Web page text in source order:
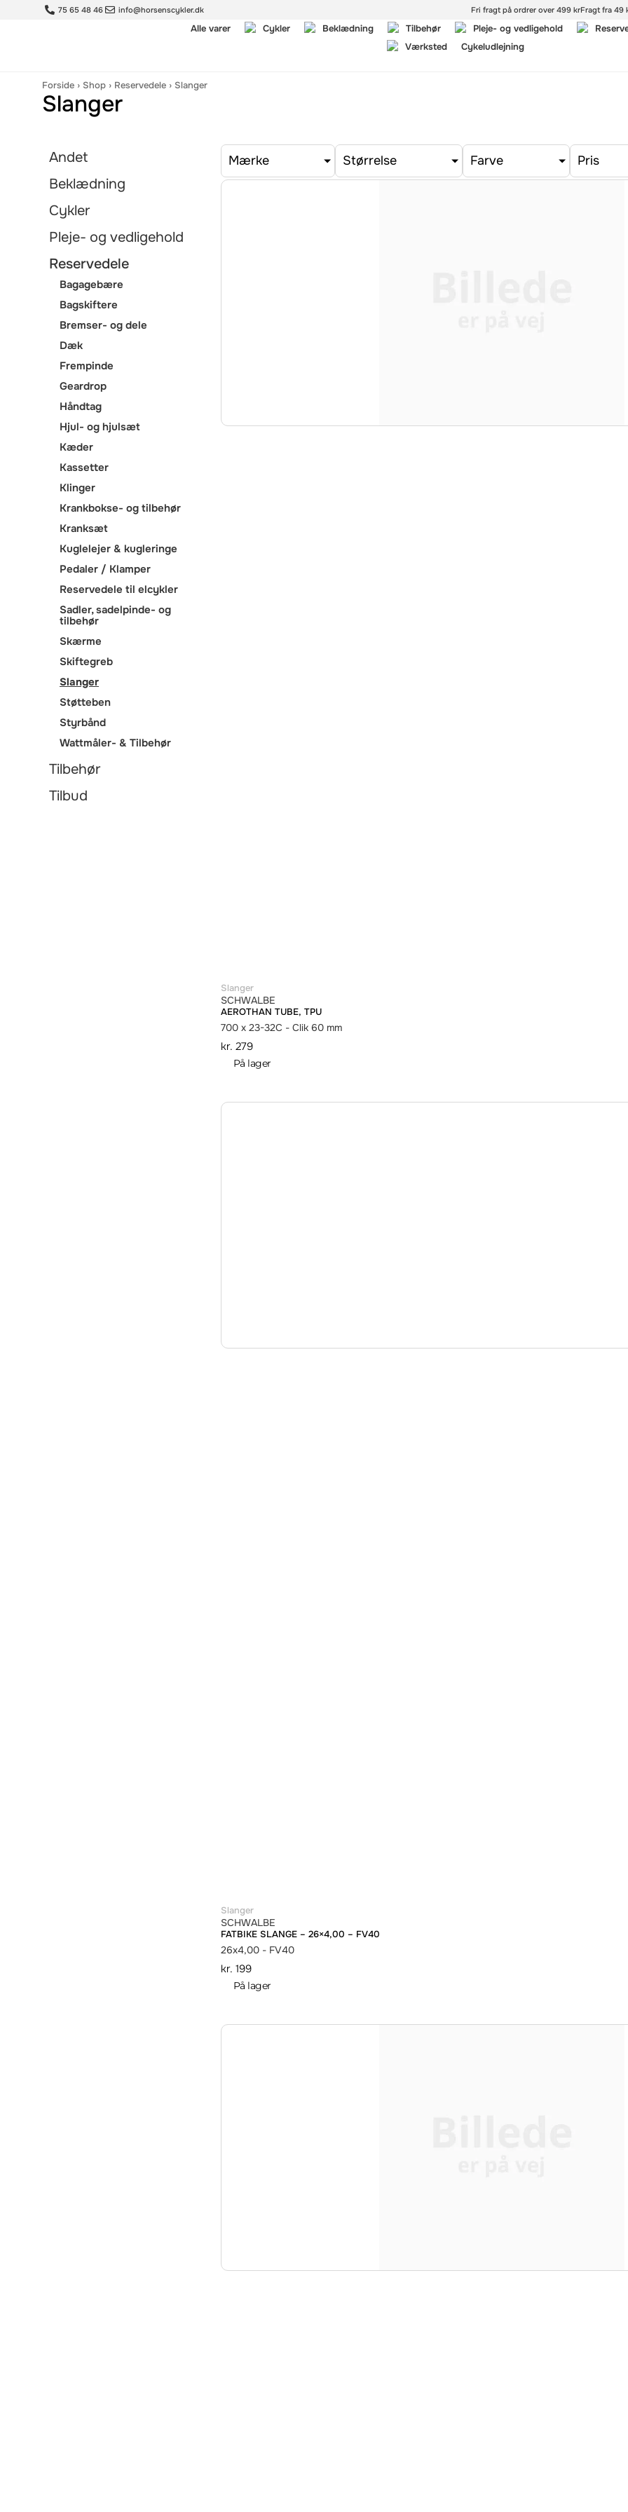
75 65 48 46 info@horsenscykler.dk Fri fragt på ordrer over 499 krFragt fra 49
Alle varer Cykler Beklædning Tilbehør Pleje- og vedligehold
Værksted
Cykeludlejning
Forside › Shop › Reservedele › Slanger
Slanger
Andet
Beklædning
Cykler
Pleje- og vedligehold
Reservedele
Bagagebære
Bagskiftere
Bremser- og dele
Dæk
Frempinde
Geardrop
Håndtag
Hjul- og hjulsæt
Kæder
Kassetter
Klinger
Krankbokse- og tilbehør
Kranksæt
Kuglelejer & kugleringe
Pedaler / Klamper
Reservedele til elcykler
Sadler, sadelpinde- og
tilbehør
Skærme
Skiftegreb
Slanger
Støtteben
Styrbånd
Wattmåler- & Tilbehør
Tilbehør
Tilbud
Mærke Størrelse Farve Pris
Slanger
SCHWALBE
AEROTHAN TUBE, TPU
700 x 23-32C - Clik 60 mm
kr. 279
På lager
Slanger
SCHWALBE
FATBIKE SLANGE – 26×4,00 – FV40
26x4,00 - FV40
kr. 199
På lager